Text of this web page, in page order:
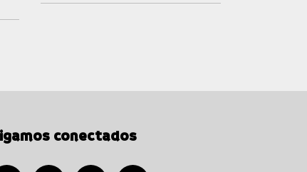
conectados